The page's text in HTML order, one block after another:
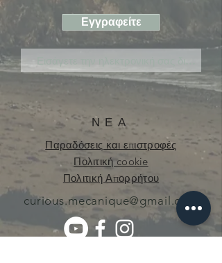
Εγγραφείτε
ΝΕΑ
Παραδόσεις και επιστροφές
Πολιτική cookie
Πολιτική Απορρήτου
curious.mecanique@gmail.com